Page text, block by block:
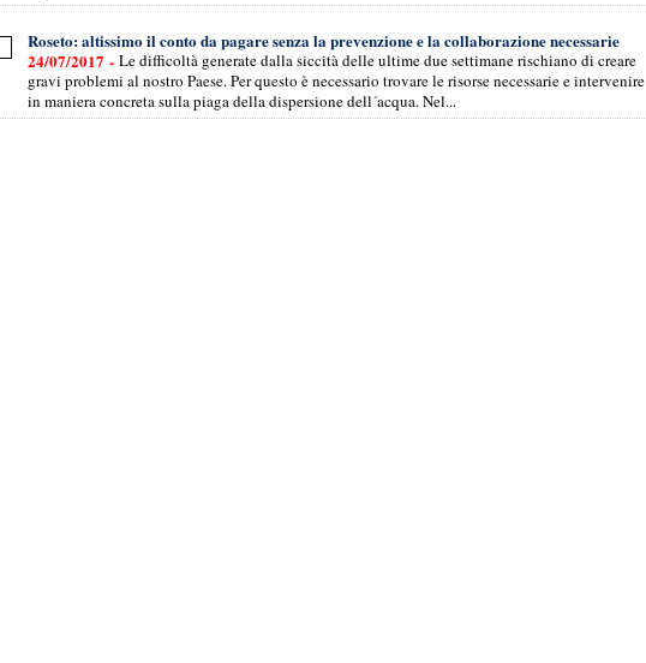
Roseto: altissimo il conto da pagare senza la prevenzione e la collaborazione necessarie
24/07/2017 - Le difficoltà generate dalla siccità delle ultime due settimane rischiano di creare
gravi problemi al nostro Paese. Per questo è necessario trovare le risorse necessarie e intervenire
in maniera concreta sulla piaga della dispersione dell´acqua. Nel...